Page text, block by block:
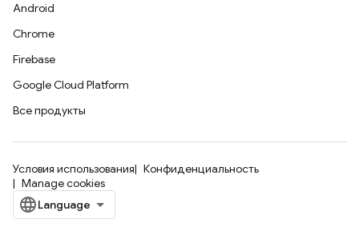
Android
Chrome
Firebase
Google Cloud Platform
Все продукты
Условия использования
Конфиденциальность
Manage cookies